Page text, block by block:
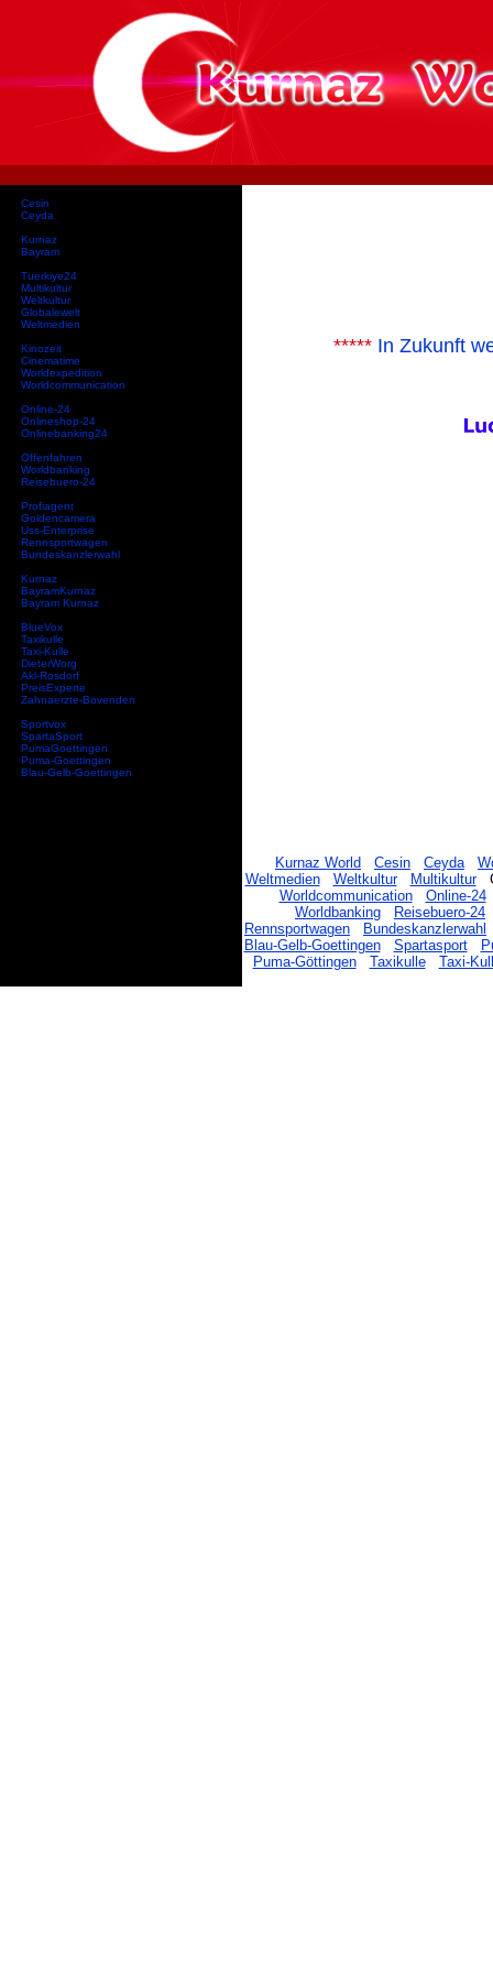
Cesin
Ceyda
Kurnaz
Bayram
Tuerkiye24
Multikultur
Weltkultur
Globalewelt
Weltmedien
Kinozeit
Cinematime
Worldexpedition
Worldcommunication
Online-24
Onlineshop-24
Onlinebanking24
Offenfahren
Worldbanking
Reisebuero-24
Profiagent
Goldencamera
Uss-Enterprise
Rennsportwagen
Bundeskanzlerwahl
Kurnaz
BayramKurnaz
Bayram Kurnaz
BlueVox
Taxikulle
Taxi-Kulle
DieterWorg
Akl-Rosdorf
PreisExperte
Zahnaerzte-Bovenden
Sportvox
SpartaSport
PumaGoettingen
Puma-Goettingen
Blau-Gelb-Goettingen
***** In Zukunft
Kurnaz World Cesin Ceyda
Weltmedien
Weltkultur Multikultur
Worldcommunication
Online-24
Worldbanking
Reisebuero-24
Rennsportwagen
Bundeskanzlerwahl
Blau-Gelb-Goettingen
Spartasport
Puma-Göttingen
Taxikulle Taxi-